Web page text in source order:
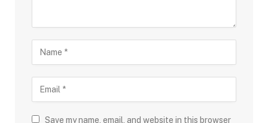
Save my name, email, and website in this browser